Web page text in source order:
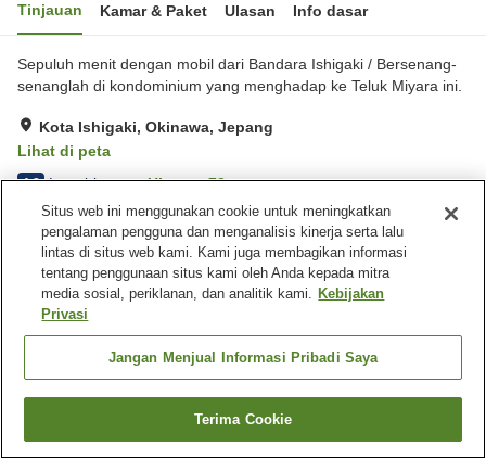
Tinjauan Kamar & Paket Ulasan Info dasar
Sepuluh menit dengan mobil dari Bandara Ishigaki / Bersenang-
senanglah di kondominium yang menghadap ke Teluk Miyara ini.
Kota Ishigaki, Okinawa, Jepang
Lihat di peta
4.8 Luar biasa Ulasan:72
Fasilitas properti
Wi-Fi
Spa / Salon kecantikan
Gym / Klub kebugaran
Restoran
Jepang Okinawa
Kota Ishigaki
The Ubufuru Ishigaki (Ishigaki Island)
Cari kamar
Situs web ini menggunakan cookie untuk meningkatkan
pengalaman pengguna dan menganalisis kinerja serta lalu
lintas di situs web kami. Kami juga membagikan informasi
tentang penggunaan situs kami oleh Anda kepada mitra
media sosial, periklanan, dan analitik kami. Kebijakan
Privasi
Jangan Menjual Informasi Pribadi Saya
Terima Cookie